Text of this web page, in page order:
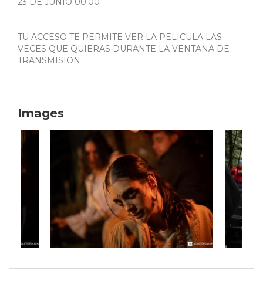
TU ACCESO TE PERMITE VER LA PELICULA LAS
VECES QUE QUIERAS DURANTE LA VENTANA DE
TRANSMISION
Images